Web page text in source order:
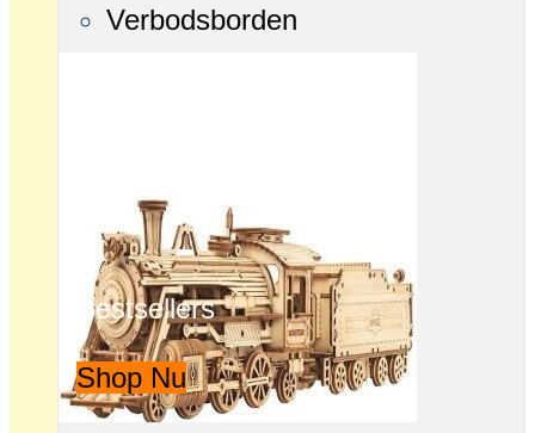
Verbodsborden
Bestsellers
Shop Nu